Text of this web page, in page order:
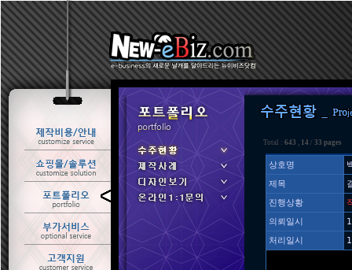
Total : 643 , 14 / 33 pages
상호명
제목
진행상황
의뢰일시
처리일시
ㆍ 수주현황
ㆍ 제작사례